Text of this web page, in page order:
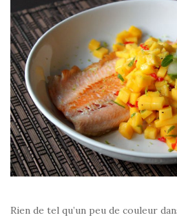
Rien de tel qu’un peu de couleur